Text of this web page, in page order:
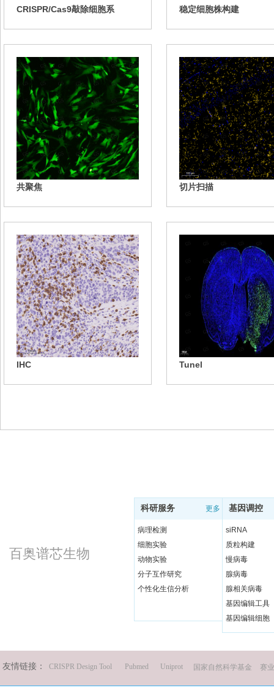
CRISPR/Cas9敲除细胞系 稳定细胞株构建
共聚焦 切片扫描
IHC Tunel
友情链接： CRISPR Design Tool Pubmed Uniprot 国家自然科学基金 赛业
科研服务 更多
病理检测
细胞实验
动物实验
分子互作研究
个性化生信分析
基因调控
siRNA
质粒构建
慢病毒
腺病毒
腺相关病毒
基因编辑工具
基因编辑细胞
百奥谱芯生物